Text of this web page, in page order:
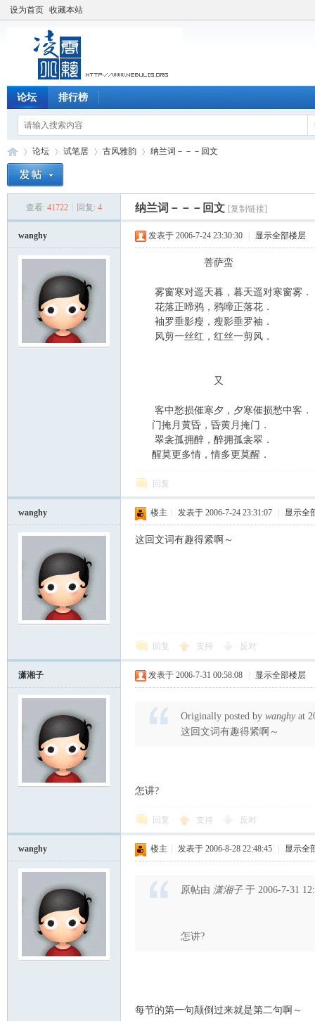
设为首页 收藏本站
论坛 排行榜
论坛
›
试笔居
›
古风雅韵
›
纳兰词－－－回文
查看: 41722 回复: 4 纳兰词－－－回文 [复制链接]
wanghy 发表于 2006-7-24 23:30:30 显示全部楼层
菩萨蛮
雾窗寒对遥天暮，暮天遥对寒窗雾．
花落正啼鸦，鸦啼正落花．
袖罗垂影瘦，瘦影垂罗袖．
风剪一丝红，红丝一剪风．
又
客中愁损催寒夕，夕寒催损愁中客．
门掩月黄昏，昏黄月掩门．
翠衾孤拥醉，醉拥孤衾翠．
醒莫更多情，情多更莫醒．
回复
wanghy 楼主 发表于 2006-7-24 23:31:07 显示全
这回文词有趣得紧啊～
回复 支持 反对
潇湘子 发表于 2006-7-31 00:58:08 显示全部楼层
Originally posted by wanghy at
这回文词有趣得紧啊～
怎讲?
回复 支持 反对
wanghy 楼主 发表于 2006-8-28 22:48:45 显示全
原帖由 潇湘子于 2006-7-31
怎讲?
每节的第一句颠倒过来就是第二句啊～